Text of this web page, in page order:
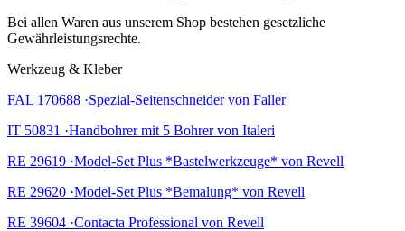
Bei allen Waren aus unserem Shop bestehen gesetzliche
Gewährleistungsrechte.
Werkzeug & Kleber
FAL 170688 ·Spezial-Seitenschneider von Faller
IT 50831 ·Handbohrer mit 5 Bohrer von Italeri
RE 29619 ·Model-Set Plus *Bastelwerkzeuge* von Revell
RE 29620 ·Model-Set Plus *Bemalung* von Revell
RE 39604 ·Contacta Professional von Revell